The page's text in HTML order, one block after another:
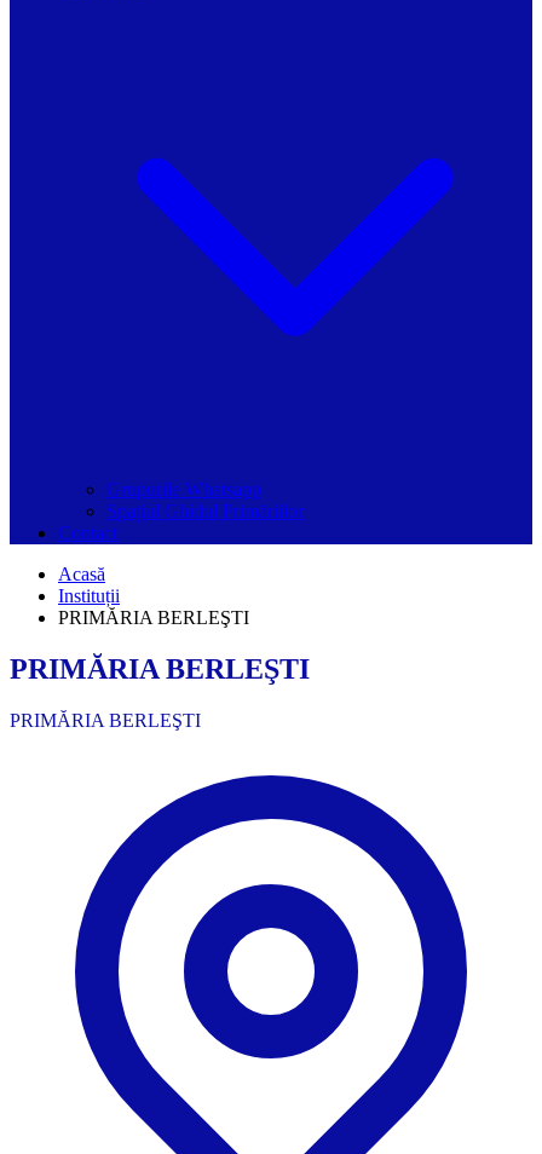
Grupurile Whatsapp
Spațiul Ghidul Primăriilor
Contact
Acasă
Instituții
PRIMĂRIA BERLEŞTI
PRIMĂRIA BERLEŞTI
PRIMĂRIA BERLEŞTI